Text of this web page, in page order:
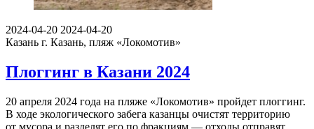
2024-04-20 2024-04-20
Казань г. Казань, пляж «Локомотив»
Плоггинг в Казани 2024
20 апреля 2024 года на пляже «Локомотив» пройдет плоггинг.
В ходе экологического забега казанцы очистят территорию
от мусора и разделят его по фракциям — отходы отправят